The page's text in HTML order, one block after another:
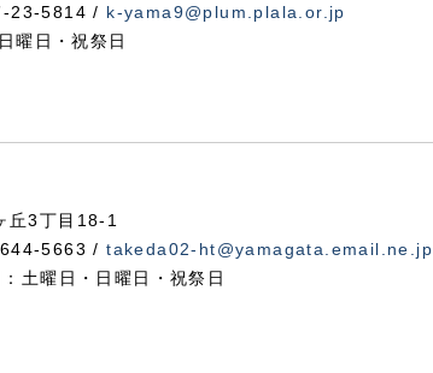
23-5814 / k-yama9@plum.plala.or.jp
曜日・祝祭日
3丁目18-1
644-5663 /takeda02-ht@yamagata.email.ne.jp
土曜日・日曜日・祝祭日